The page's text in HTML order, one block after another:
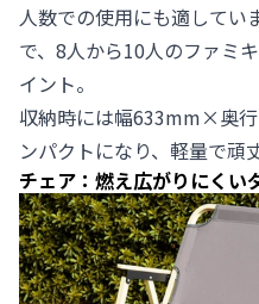
人数での使用にも適してい
で、8人から10人のファミ
イント。
収納時には幅633mm×奥
ンパクトになり、軽量で頑
チェア：燃え広がりにくい